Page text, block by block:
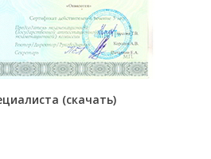
(скачать)